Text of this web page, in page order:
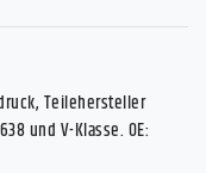
Teilehersteller
und V-Klasse. OE: